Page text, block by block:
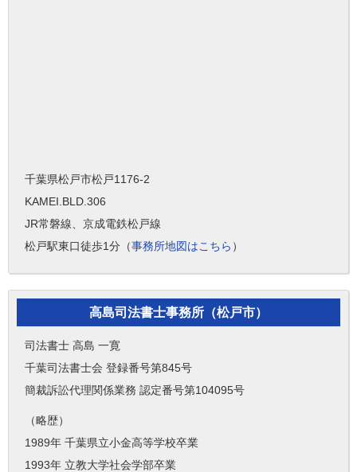
千葉県松戸市松戸1176-2
KAMEI.BLD.306
JR常磐線、京成電鉄松戸線
松戸駅東口徒歩1分（事務所地図はこちら ）
高島司法書士事務所（松戸市）
司法書士 高島 一寛
千葉司法書士会 登録番号第845号
簡裁訴訟代理関係業務 認定番号第104095号
（略歴）
1989年 千葉県立小金高等学校卒業
1993年 立教大学社会学部卒業